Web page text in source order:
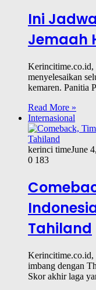
Ini
Jemaah
Kerincitime.co.id,
menyelesaikan
kemaren. Panitia
Read More »
Internasional
kerinci timeJune
0 183
Tahiland
Kerincitime.co.id,
imbang dengan
Skor akhir laga